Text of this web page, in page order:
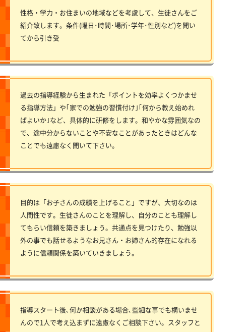
性格・学力・お住まいの地域などを考慮して、生徒さんをご
紹介致します。条件(曜日･時間･場所･学年･性別など)を聞い
てから引き受
過去の指導経験から生まれた「ポイントを効率よくつかませ
る指導方法」や｢家での勉強の習慣付け｣｢何から教え始めれ
ばよいか｣など、具体的に研修をします。和やかな雰囲気なの
で、途中分からないことや不安なことがあったときはどんな
ことでも遠慮なく聞いて下さい。
目的は「お子さんの成績を上げること」ですが、大切なのは
人間性です。生徒さんのことを理解し、自分のことも理解し
てもらい信頼を築きましょう。共通点を見つけたり、勉強以
外の事でも話せるようなお兄さん・お姉さん的存在になれる
ように信頼関係を築いていきましょう。
指導スタート後､何か相談がある場合､些細な事でも構いませ
んので1人で考え込まずに遠慮なくご相談下さい。スタッフと